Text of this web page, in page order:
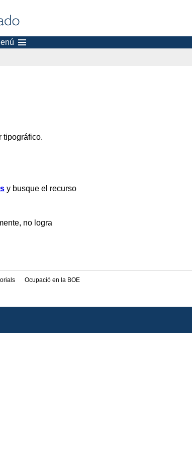
tipográfico.
y busque el recurso
no logra
Ocupació en la BOE